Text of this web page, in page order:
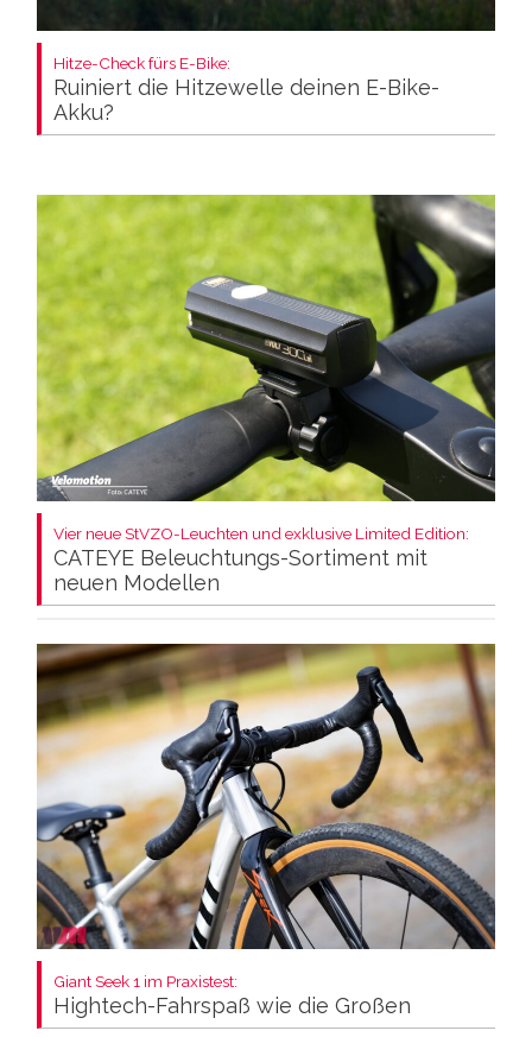
Hitze-Check fürs E-Bike:
Ruiniert die Hitzewelle deinen E-Bike-
Akku?
Vier neue StVZO-Leuchten und exklusive Limited Edition:
CATEYE Beleuchtungs-Sortiment mit
neuen Modellen
Giant Seek 1 im Praxistest:
Hightech-Fahrspaß wie die Großen